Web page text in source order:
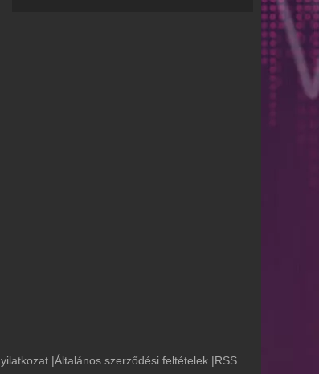
|Általános szerződési feltételek |RSS